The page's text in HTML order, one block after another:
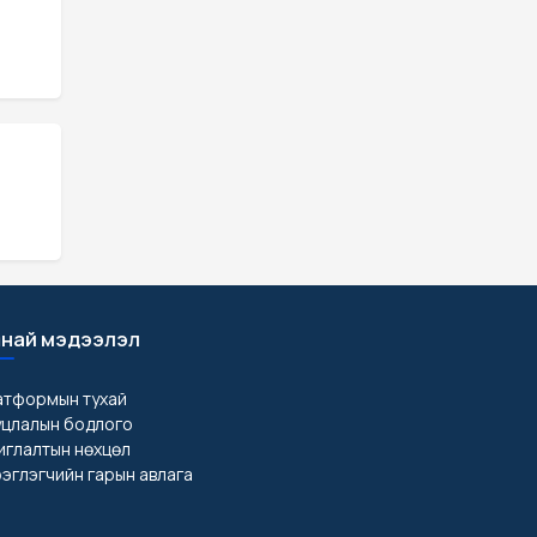
мэдээлэл
тухай
бодлого
нөхцөл
гарын авлага